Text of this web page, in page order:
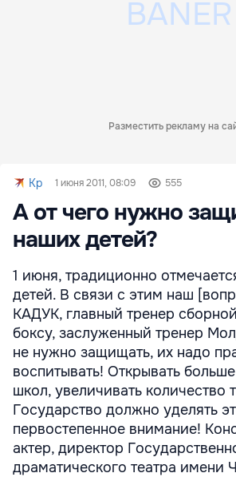
Разместить рекламу на
Kp 1 июня 2011, 08:09 555
А от чего нужно
наших детей?
1 июня, традиционно
детей. В связи с этим наш
КАДУК, главный тренер
боксу, заслуженный тренер
не нужно защищать, их надо
воспитывать! Открывать
школ, увеличивать количество
Государство должно уделять
первостепенное внимание!
актер, директор
драматического театра имени